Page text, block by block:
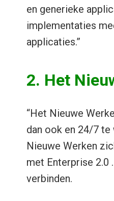
en generieke
implementaties
applicaties.”
2. Het
“Het Nieuwe
dan ook en 24/7 te
Nieuwe Werken
met Enterprise 2.0
verbinden.